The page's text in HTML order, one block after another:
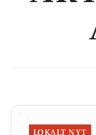
LOKALT NYT